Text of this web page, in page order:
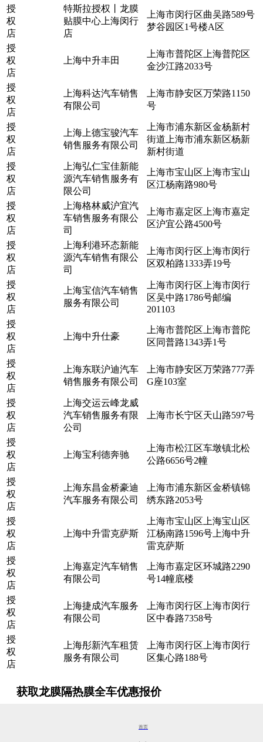
授
权
店
特斯拉授权丨龙膜
贴膜中心上海闵行
店
上海市闵行区曲吴路589号
梦谷园区1号楼A区
授
权
店
上海中升丰田
上海市普陀区上海普陀区
金沙江路2033号
授
权
店
上海科达汽车销售
有限公司
上海市静安区万荣路1150
号
授
权
店
上海上德宝骏汽车
销售服务有限公司
上海市浦东新区金杨新村
街道上海市浦东新区杨新
新村街道
授
权
店
上海弘仁宝佳新能
源汽车销售服务有
限公司
上海市宝山区上海市宝山
区江杨南路980号
授
权
店
上海格林威沪宜汽
车销售服务有限公
司
上海市嘉定区上海市嘉定
区沪宜公路4500号
授
权
店
上海利港环态新能
源汽车销售有限公
司
上海市闵行区上海市闵行
区双柏路1333弄19号
授
权
店
上海宝信汽车销售
服务有限公司
上海市闵行区上海市闵行
区吴中路1786号邮编
201103
授
权
店
上海中升仕豪
上海市普陀区上海市普陀
区同普路1343弄1号
授
权
店
上海东联沪迪汽车
销售服务有限公司
上海市静安区万荣路777弄
G座103室
授
权
店
上海交运云峰龙威
汽车销售服务有限
公司
上海市长宁区天山路597号
授
权
店
上海宝利德奔驰
上海市松江区车墩镇北松
公路6656号2幢
授
权
店
上海东昌金桥豪迪
汽车服务有限公司
上海市浦东新区金桥镇锦
绣东路2053号
授
权
店
上海中升雷克萨斯
上海市宝山区上海宝山区
江杨南路1596号上海中升
雷克萨斯
授
权
店
上海嘉定汽车销售
有限公司
上海市嘉定区环城路2290
号14幢底楼
授
权
店
上海捷成汽车服务
有限公司
上海市闵行区上海市闵行
区中春路7358号
授
权
店
上海彤新汽车租赁
服务有限公司
上海市闵行区上海市闵行
区集心路188号
获取龙膜隔热膜全车优惠报价
首页